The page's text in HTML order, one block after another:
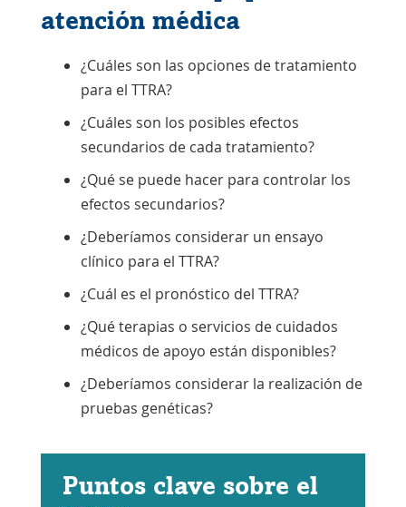
atención médica
¿Cuáles son las opciones de tratamiento
para el TTRA?
¿Cuáles son los posibles efectos
secundarios de cada tratamiento?
¿Qué se puede hacer para controlar los
efectos secundarios?
¿Deberíamos considerar un ensayo
clínico para el TTRA?
¿Cuál es el pronóstico del TTRA?
¿Qué terapias o servicios de cuidados
médicos de apoyo están disponibles?
¿Deberíamos considerar la realización de
pruebas genéticas?
Puntos clave sobre el